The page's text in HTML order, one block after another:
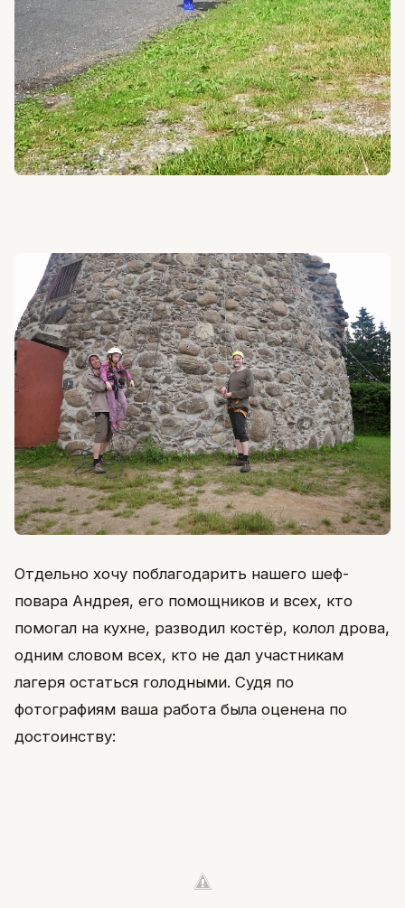
Отдельно хочу поблагодарить нашего шеф-
повара Андрея, его помощников и всех, кто
помогал на кухне, разводил костёр, колол дрова,
одним словом всех, кто не дал участникам
лагеря остаться голодными. Судя по
фотографиям ваша работа была оценена по
достоинству: